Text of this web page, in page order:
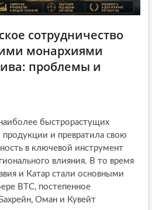
сотрудничество
монархиями
проблемы и
быстрорастущих
и превратила свою
в ключевой инструмент
влияния. В то время
и Катар стали основными
ВТС, постепенное
Оман и Кувейт